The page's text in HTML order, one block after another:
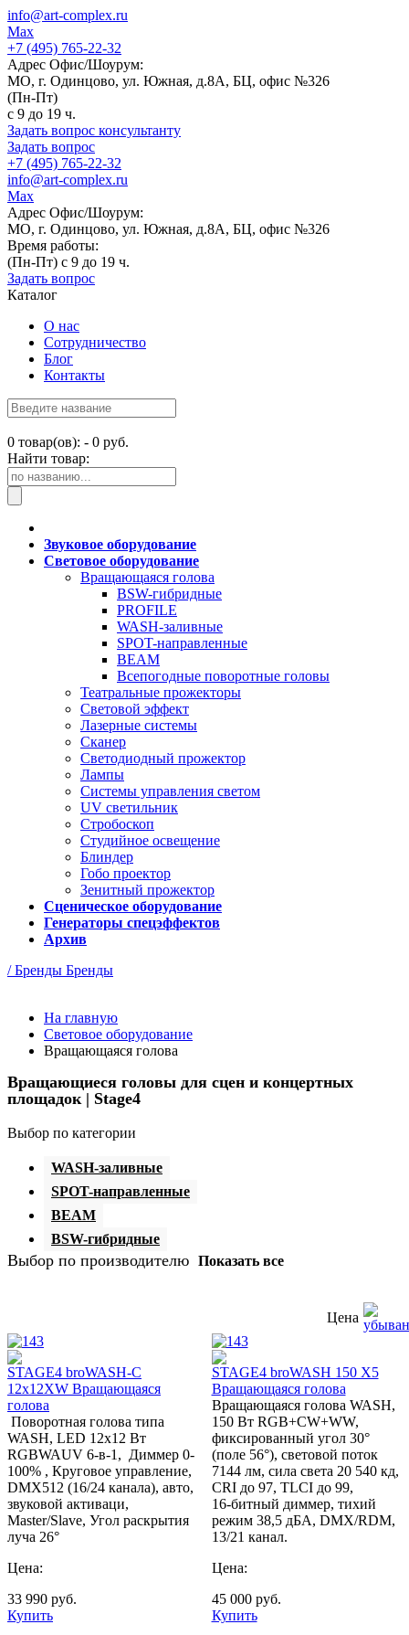
info@art-complex.ru
Max
+7 (495) 765-22-32
Адрес Офис/Шоурум:
МО, г. Одинцово, ул. Южная, д.8А, БЦ, офис №326
(Пн-Пт)
с 9 до 19 ч.
Задать вопрос консультанту
Задать вопрос
+7 (495) 765-22-32
info@art-complex.ru
Max
Адрес Офис/Шоурум:
МО, г. Одинцово, ул. Южная, д.8А, БЦ, офис №326
Время работы:
(Пн-Пт) с 9 до 19 ч.
Задать вопрос
Каталог
О нас
Сотрудничество
Блог
Контакты
0 товар(ов): - 0 руб.
Найти товар:
Звуковое оборудование
Световое оборудование
Вращающаяся голова
BSW-гибридные
PROFILE
WASH-заливные
SPOT-направленные
BEAM
Всепогодные поворотные головы
Театральные прожекторы
Световой эффект
Лазерные системы
Сканер
Светодиодный прожектор
Лампы
Системы управления светом
UV светильник
Стробоскоп
Студийное освещение
Блиндер
Гобо проектор
Зенитный прожектор
Сценическое оборудование
Генераторы спецэффектов
Архив
/ Бренды Бренды
На главную
Световое оборудование
Вращающаяся голова
Вращающиеся головы для сцен и концертных
площадок | Stage4
Выбор по категории
WASH-заливные
SPOT-направленные
BEAM
BSW-гибридные
Выбор по производителю Показать все
Цена
STAGE4 broWASH-C
12x12XW Вращающаяся
голова
Поворотная голова типа
WASH, LED 12x12 Вт
RGBWAUV 6-в-1, Диммер 0-
100% , Круговое управление,
DMX512 (16/24 канала), авто,
звуковой активаци,
Master/Slave, Угол раскрытия
луча 26°
Цена:
33 990 руб.
Купить
STAGE4 broWASH 150 X5
Вращающаяся голова
Вращающаяся голова WASH,
150 Вт RGB+CW+WW,
фиксированный угол 30°
(поле 56°), световой поток
7144 лм, сила света 20 540 кд,
CRI до 97, TLCI до 99,
16‑битный диммер, тихий
режим 38,5 дБА, DMX/RDM,
13/21 канал.
Цена:
45 000 руб.
Купить